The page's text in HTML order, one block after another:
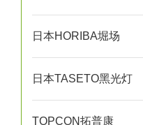
日本HORIBA堀场
日本TASETO黑光灯
TOPCON拓普康